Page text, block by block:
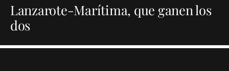
Lanzarote-Marítima, que ganen los
dos